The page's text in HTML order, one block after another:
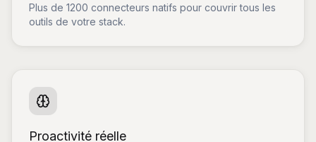
Plus de 1200 connecteurs natifs pour couvrir tous les
outils de votre stack.
Proactivité réelle